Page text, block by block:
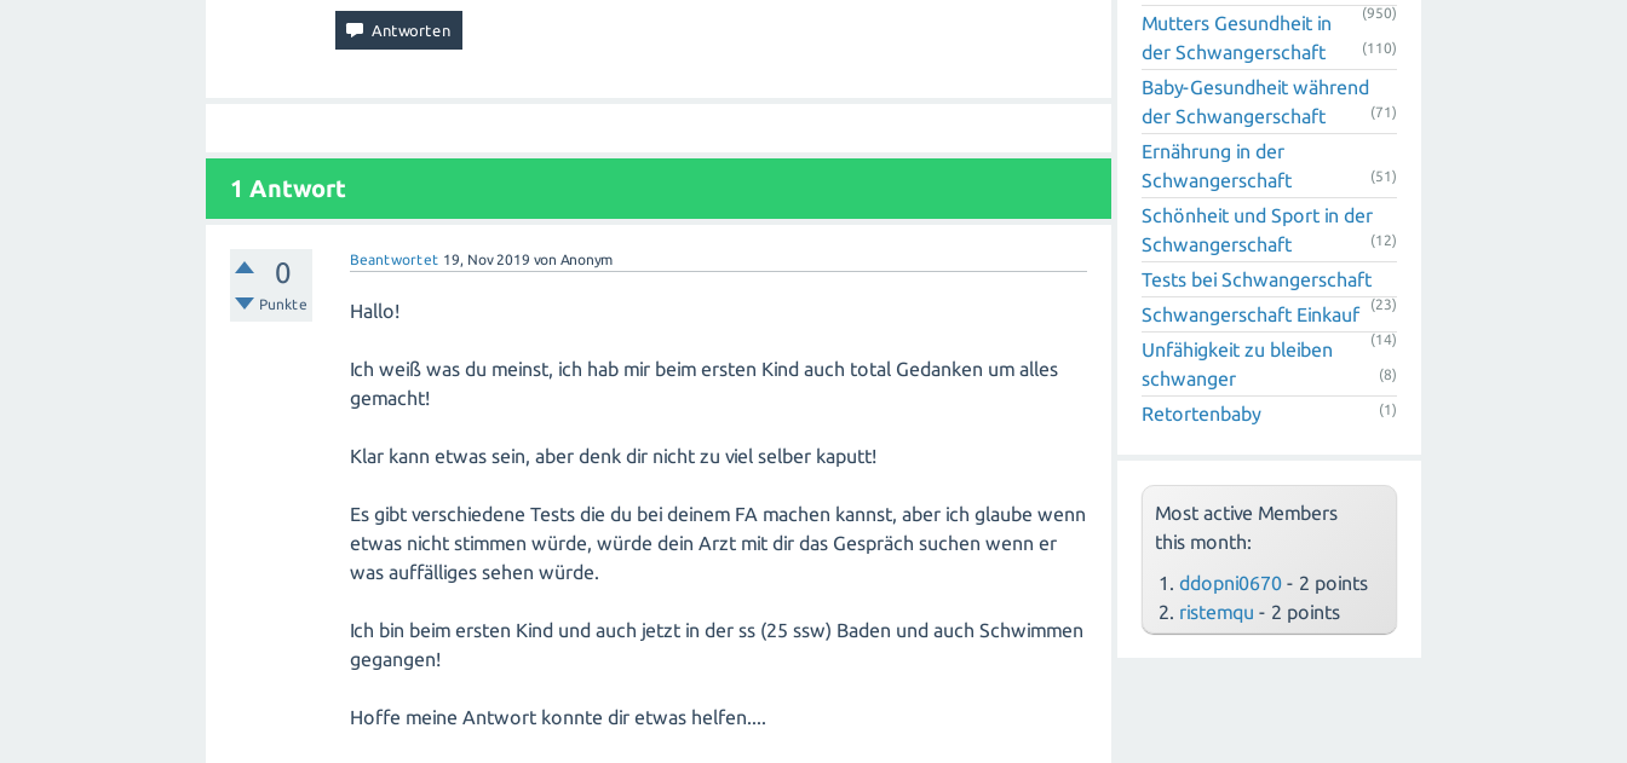
1 Antwort
0
Punkte
Beantwortet 19, Nov 2019 vonAnonym
Hallo!
Ich weiß was du meinst, ich hab mir beim ersten Kind auch total Gedanken um alles
gemacht!
Klar kann etwas sein, aber denk dir nicht zu viel selber kaputt!
Es gibt verschiedene Tests die du bei deinem FA machen kannst, aber ich glaube wenn
etwas nicht stimmen würde, würde dein Arzt mit dir das Gespräch suchen wenn er
was auffälliges sehen würde.
Ich bin beim ersten Kind und auch jetzt in der ss (25 ssw) Baden und auch Schwimmen
gegangen!
Hoffe meine Antwort konnte dir etwas helfen....
(950)
Mutters Gesundheit in
der Schwangerschaft
(110)
Baby-Gesundheit während
der Schwangerschaft
(71)
Ernährung in der
Schwangerschaft
(51)
Schönheit und Sport in der
Schwangerschaft
(12)
Tests bei Schwangerschaft
(23)
Schwangerschaft Einkauf
(14)
Unfähigkeit zu bleiben
schwanger
(8)
Retortenbaby (1)
Most active Members
this month:
ddopni0670 - 2 points
ristemqu - 2 points